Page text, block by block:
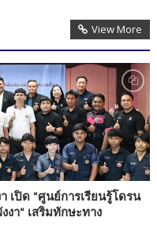
View More
เปิด “ศูนย์การเรียนรู้โดรน
งา“ เสริมทักษะทาง